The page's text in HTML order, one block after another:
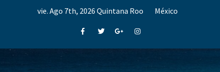
vie. Ago 7th, 2026 Quintana Roo México
FacebookTwitterGoogle+Instagram